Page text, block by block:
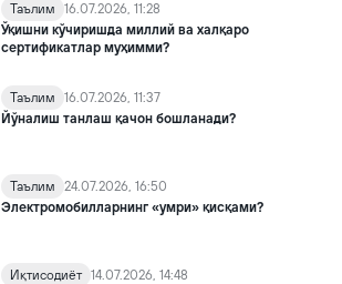
Таълим
16.07.2026, 11:28
Ўқишни кўчиришда миллий ва халқаро
сертификатлар муҳимми?
Таълим
16.07.2026, 11:37
Йўналиш танлаш қачон бошланади?
Таълим
24.07.2026, 16:50
Электромобилларнинг «умри» қисқами?
Иқтисодиёт 14.07.2026, 14:48